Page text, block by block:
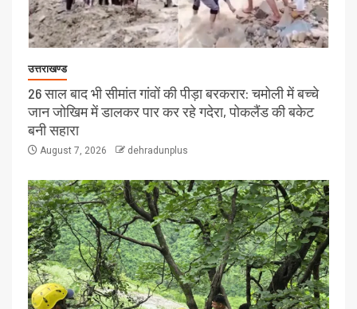
उत्तराखण्ड
26 साल बाद भी सीमांत गांवों की पीड़ा बरकरार: चमोली में बच्चे
जान जोखिम में डालकर पार कर रहे गदेरा, पोकलैंड की बकेट
बनी सहारा
August 7, 2026 dehradunplus